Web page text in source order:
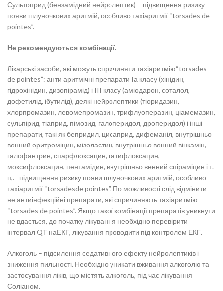
Сультоприд (бензамідний нейролептик) – підвищення ризику
появи шлуночкових аритмій, особливо тахіаритмії “torsades de
pointes”.
Не рекомендуються комбінації.
Лікарські засоби, які можуть спричиняти тахіаритмію“torsades
de pointes”: анти аритмічні препарати Iа класу (хінідин,
гідрохінідин, дизопірамід) і III класу (аміодарон, соталол,
дофетилід, ібутилід), деякі нейролептики (тіоридазин,
хлорпромазин, левомепромазин, трифлуоперазин, ціамемазин,
сульпірид, тіаприд, пімозид, галоперидол, дроперидол) і інші
препарати, такі як бепридил, цисаприд, дифеманіл, внутрішньо
венний еритроміцин, мізоластин, внутрішньо венний вінкамін,
галофантрин, спарфлоксацин, гатифлоксацин,
моксифлоксацин, пентамідин, внутрішньо венний спіраміцин і т.
п,.– підвищення ризику появи шлуночкових аритмій, особливо
тахіаритмії “torsadesde pointes”. По можливості слід відмінити
не антиінфекційні препарати, які спричиняють тахіаритмію
“torsades de pointes”. Якщо такої комбінації препаратів уникнути
не вдається, до початку лікування необхідно перевірити
інтервал QТ наЕКГ, лікування проводити під контролем ЕКГ.
Алкоголь – підсилення седативного ефекту нейролептиків і
зниження пильності. Необхідно уникати вживання алкоголю та
застосування ліків, що містять алкоголь, під час лікування
Соліаном.